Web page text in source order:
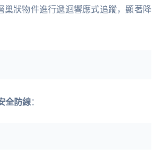
狀物件進行遞迴響應式追蹤，顯著降
全防線：